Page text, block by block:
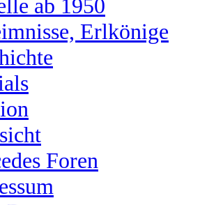
ab 1950
Erlkönige
Foren